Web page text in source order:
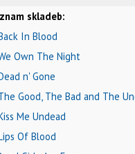
skladeb:
In Blood
Own The Night
n' Gone
Good, The Bad and The
Me Undead
Of Blood